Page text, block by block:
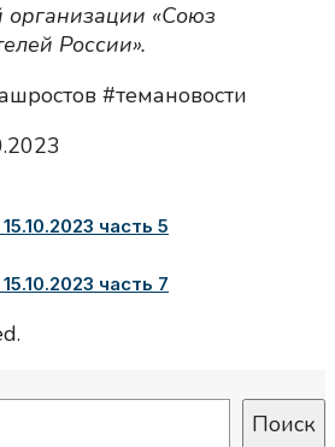
организации «Союз
России».
#темановости
часть 5
часть 7
Поиск